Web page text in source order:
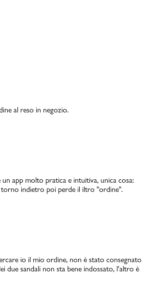
al reso in negozio.
app molto pratica e intuitiva, unica cosa:
indietro poi perde il iltro "ordine".
io il mio ordine, non è stato consegnato
due sandali non sta bene indossato, l'altro è